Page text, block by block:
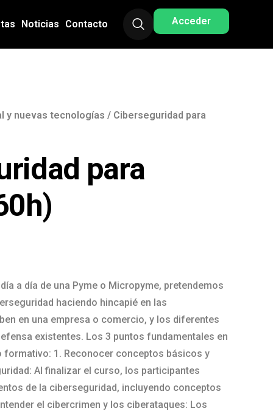
Noticias Contacto Acceder
y nuevas tecnologías / Ciberseguridad para
para
a día de una Pyme o Micropyme, pretendemos
haciendo hincapié en las
en una empresa o comercio, y los diferentes
existentes. Los 3 puntos fundamentales en
formativo: 1. Reconocer conceptos básicos y
Al finalizar el curso, los participantes
de la ciberseguridad, incluyendo conceptos
el cibercrimen y los ciberataques: Los